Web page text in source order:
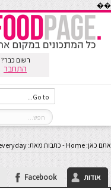
��
רשום כבר?
התחבר
אתם כאן: Home
- כתבות מאת: pastaeveryday
אודות Facebook